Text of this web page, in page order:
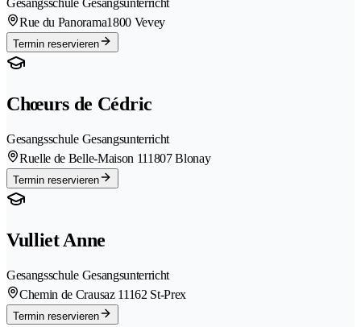
Gesangsschule Gesangsunterricht
Rue du Panorama1800 Vevey
Termin reservieren
Chœurs de Cédric
Gesangsschule Gesangsunterricht
Ruelle de Belle-Maison 111807 Blonay
Termin reservieren
Vulliet Anne
Gesangsschule Gesangsunterricht
Chemin de Crausaz 11162 St-Prex
Termin reservieren